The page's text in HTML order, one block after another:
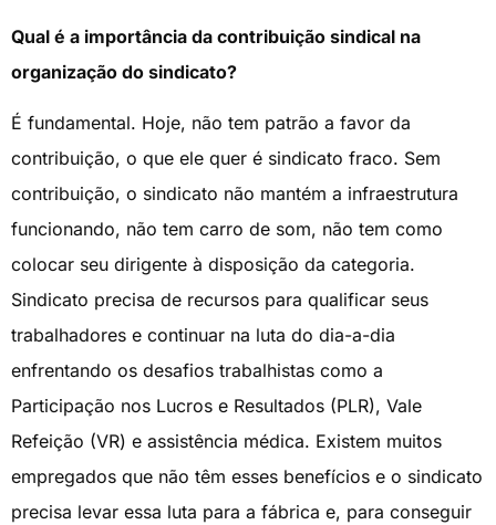
Qual é a importância da contribuição sindical na
organização do sindicato?
É fundamental. Hoje, não tem patrão a favor da
contribuição, o que ele quer é sindicato fraco. Sem
contribuição, o sindicato não mantém a infraestrutura
funcionando, não tem carro de som, não tem como
colocar seu dirigente à disposição da categoria.
Sindicato precisa de recursos para qualificar seus
trabalhadores e continuar na luta do dia-a-dia
enfrentando os desafios trabalhistas como a
Participação nos Lucros e Resultados (PLR), Vale
Refeição (VR) e assistência médica. Existem muitos
empregados que não têm esses benefícios e o sindicato
precisa levar essa luta para a fábrica e, para conseguir